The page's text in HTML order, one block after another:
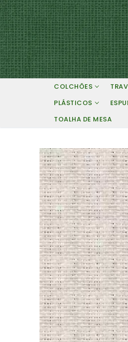
Pular
para
o
conteúdo
COLCHÕES
PLÁSTICOS
TOALHA DE MESA